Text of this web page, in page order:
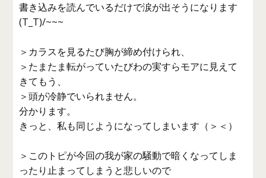
書き込みを読んでいるだけで涙が出そうになります
(T_T)/~~~
＞カラスを見るたび胸が締め付けられ、
＞たまたま転がっていたびわの実すらモアに見えて
きてもう、
＞頭が冷静でいられません。
分かります。
きっと、私も同じようになってしまいます（＞＜）
＞このトピが今回の我が家の騒動で暗くなってしま
ったり止まってしまうと悲しいので